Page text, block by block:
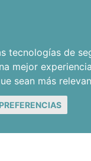
tecnologías de
mejor
sean más